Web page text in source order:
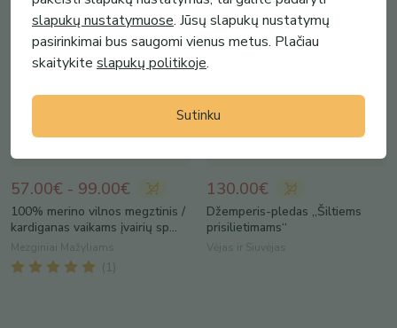
57.00€ - 99.00€
100% merino vilnos megztinis /
kardiganas vaikams įvairių sp...
Mezginiai Mažyliams
( 1
130.00€
Džemperis-pledas „Šiltiems
prisilietimams“
Vėjas ir Siuvėjas
slapukų nustatymuose. Jūsų slapukų nustatymų
pasirinkimai bus saugomi vienus metus. Plačiau
skaitykite slapukų politikoje.
Sutinku